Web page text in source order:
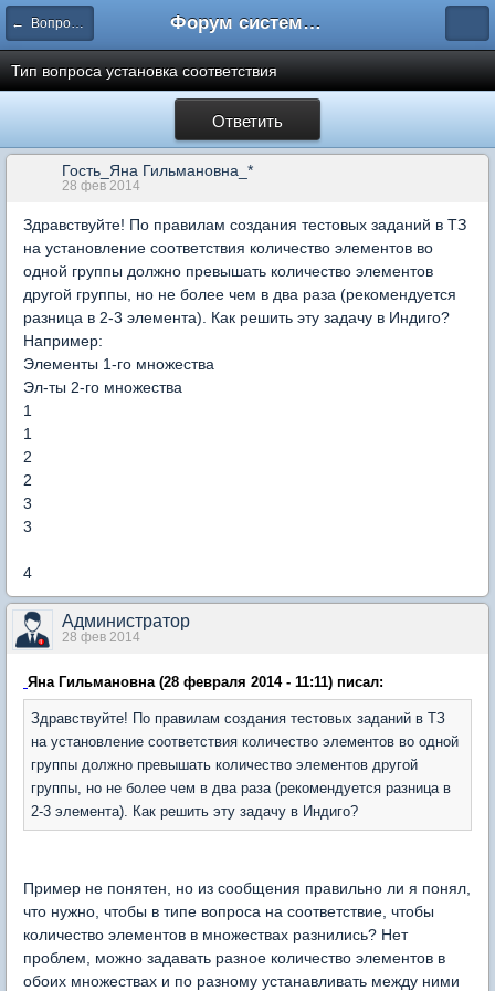
← Вопросы составления тестов Форум системы тестирования INDIGO
Тип вопроса установка соответствия
Ответить
Гость_Яна Гильмановна_*
28 фев 2014
Здравствуйте! По правилам создания тестовых заданий в ТЗ
на установление соответствия количество элементов во
одной группы должно превышать количество элементов
другой группы, но не более чем в два раза (рекомендуется
разница в 2-3 элемента). Как решить эту задачу в Индиго?
Например:
Элементы 1-го множества
Эл-ты 2-го множества
1
1
2
2
3
3
4
Администратор
28 фев 2014
Яна Гильмановна (28 февраля 2014 - 11:11) писал:
Здравствуйте! По правилам создания тестовых заданий в ТЗ
на установление соответствия количество элементов во одной
группы должно превышать количество элементов другой
группы, но не более чем в два раза (рекомендуется разница в
2-3 элемента). Как решить эту задачу в Индиго?
Пример не понятен, но из сообщения правильно ли я понял,
что нужно, чтобы в типе вопроса на соответствие, чтобы
количество элементов в множествах разнились? Нет
проблем, можно задавать разное количество элементов в
обоих множествах и по разному устанавливать между ними